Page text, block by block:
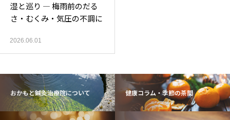
湿と巡り ― 梅雨前のだる
さ・むくみ・気圧の不調に
2026.06.01
おかもと鍼灸治療院について 健康コラム・季節の茶間